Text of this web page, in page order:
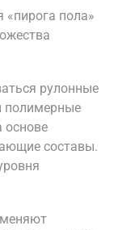
пола»
рулонные
полимерные
основе
составы.